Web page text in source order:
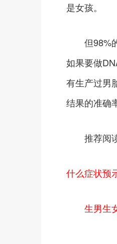
是女孩。
但98%的
如果要做
有生产过男
结果的准确
推荐阅
什么症状预
生男生